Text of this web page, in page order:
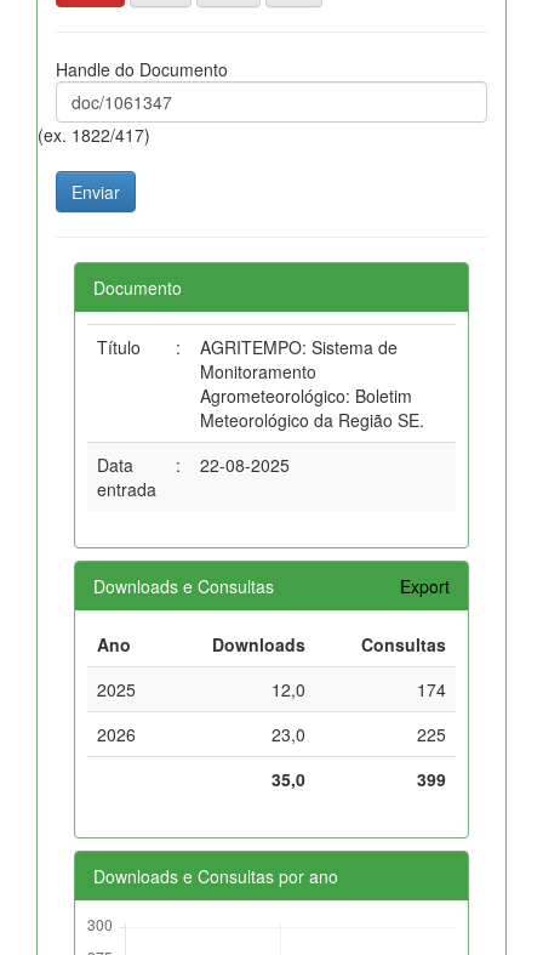
Handle do Documento
(ex. 1822/417)
Documento
Título :
AGRITEMPO: Sistema de
Monitoramento
Agrometeorológico: Boletim
Meteorológico da Região SE.
Data
entrada
: 22-08-2025
Downloads e Consultas Export
Ano Downloads
Consultas
2025
12,0
174
2026
23,0
225
35,0
399
Downloads e Consultas por ano